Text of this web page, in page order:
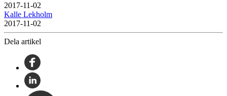
2017-11-02
Kalle Lekholm
2017-11-02
Dela artikel